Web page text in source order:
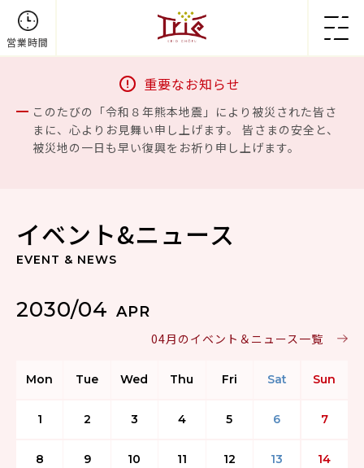
営業時間
重要なお知らせ
このたびの「令和８年熊本地震」により被災された皆さ
まに、心よりお見舞い申し上げます。 皆さまの安全と、
被災地の一日も早い復興をお祈り申し上げます。
イベント&ニュース
EVENT & NEWS
2030/04 APR
04月のイベント＆ニュース一覧
Mon Tue Wed Thu Fri Sat Sun
1 2 3 4 5 6 7
8 9 10 11 12 13 14